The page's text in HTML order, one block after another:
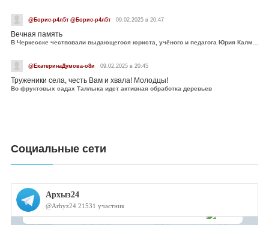
@Борис-р4л5т @Борис-р4л5т 09.02.2025 в 20:47
Вечная память
В Черкесске чествовали выдающегося юриста, учёного и педагога Юрия Калмыкова
@ЕкатеринаДумова-о8и 09.02.2025 в 20:45
Труженики села, честь Вам и хвала! Молодцы!
Во фруктовых садах Таллыка идет активная обработка деревьев
Социальные сети